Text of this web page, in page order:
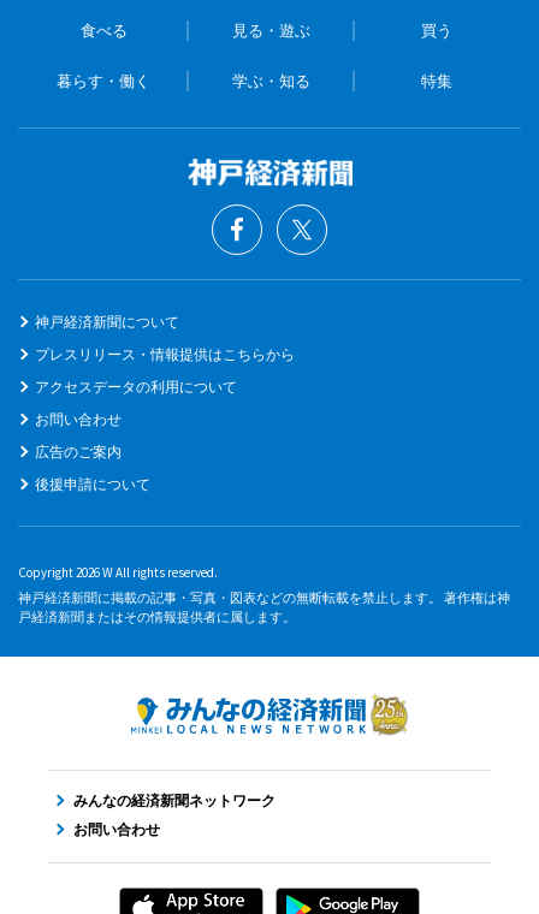
食べる 見る・遊ぶ 買う
暮らす・働く 学ぶ・知る 特集
神戸経済新聞について
プレスリリース・情報提供はこちらから
アクセスデータの利用について
お問い合わせ
広告のご案内
後援申請について
Copyright 2026 W All rights reserved.
神戸経済新聞に掲載の記事・写真・図表などの無断転載を禁止します。 著作権は神
戸経済新聞またはその情報提供者に属します。
みんなの経済新聞ネットワーク
お問い合わせ